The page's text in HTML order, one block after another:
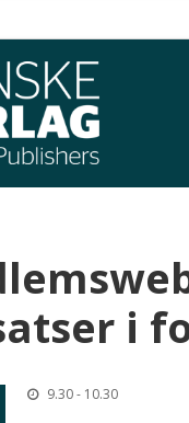
i
9.30 - 10.30